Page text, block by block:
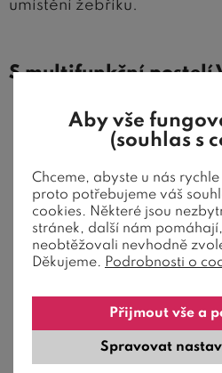
umístění žebříku.
S multifunkční postelí
Psací stůl -Obsahuje
další dvě police ve
Postel- Spací plocha
x 200 cm. Součástí je
přepadnutí. Matrace
desku opatřenou
Doporučené matrace
příslušenství.
Nosnost
postel se dítě dostane
Aby vše
(souhlas s
Chceme, abyste u nás
proto potřebujeme váš
cookies. Některé jsou
stránek, další nám
neobtěžovali nevhodně
Děkujeme. Podrobnosti o
Spravovat
Přijmout vše a